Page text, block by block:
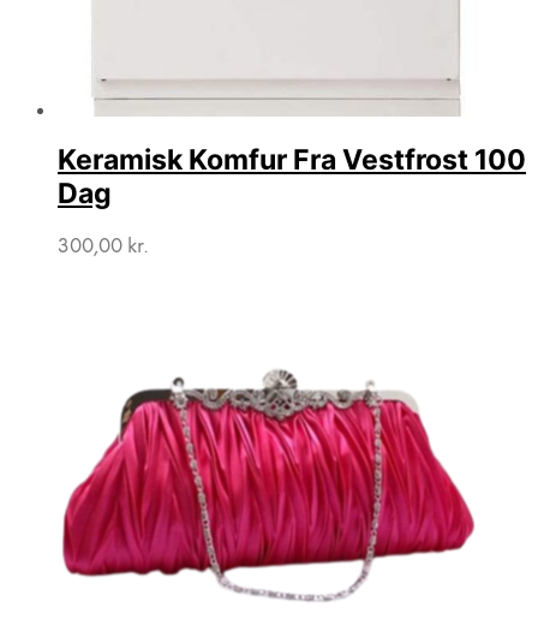
Keramisk Komfur Fra Vestfrost 100
Dag
300,00 kr.